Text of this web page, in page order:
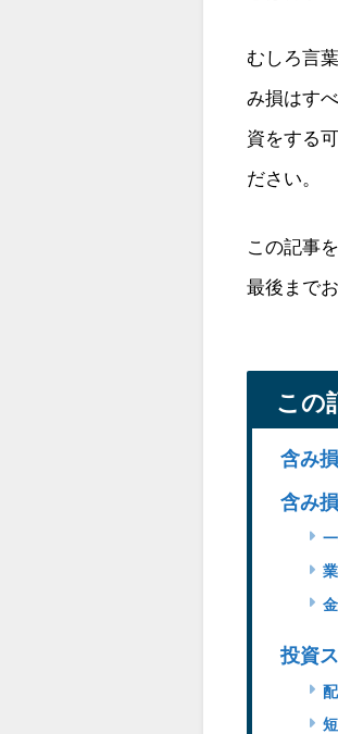
むしろ言
み損はす
資をする
ださい。
この記事
最後まで
この
含み
含み
投資